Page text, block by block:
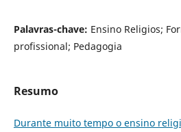
Palavras-chave: Ensino Religios;
profissional; Pedagogia
Resumo
Durante muito tempo o ensino